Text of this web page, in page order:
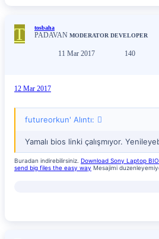
T tosbaha
PADAVAN MODERATOR DEVELOPER
11 Mar 2017 140
12 Mar 2017
futureorkun' Alıntı:
Yamalı bios linki çalışmıyor.
Buradan indirebilirsiniz. Download Sony Laptop
send big files the easy way Mesajimi